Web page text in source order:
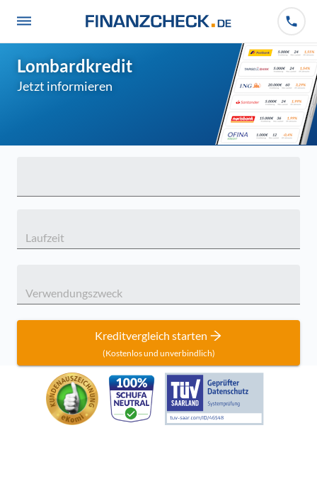
Lombardkredit
Jetzt informieren
Laufzeit
Verwendungszweck
Kreditvergleich starten
(Kostenlos und unverbindlich)